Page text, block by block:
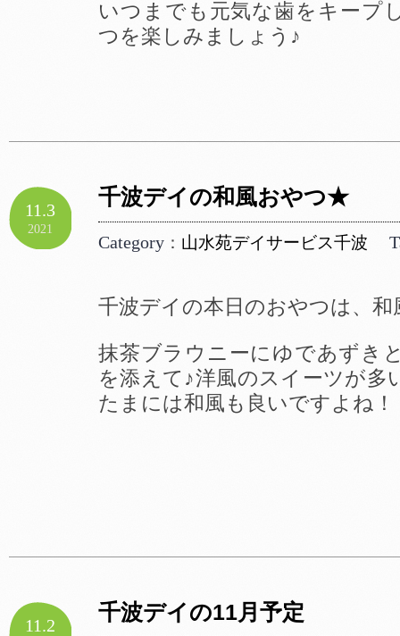
いつまでも元気な歯をキープ
つを楽しみましょう♪
11.3
2021
千波デイの和風おやつ★
Category ： 山水苑デイサービス千波
千波デイの本日のおやつは、
抹茶ブラウニーにゆであずき
を添えて♪洋風のスイーツが多
たまには和風も良いですよね！
11.2
千波デイの11月予定